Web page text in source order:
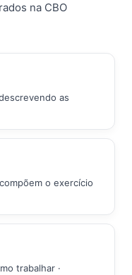
na CBO
as
o exercício
trabalhar ·